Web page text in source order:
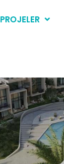
PROJELER